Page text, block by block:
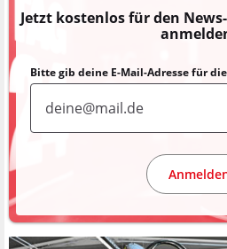
Jetzt kostenlos für den
Bitte gib deine E-Mail-Adresse für